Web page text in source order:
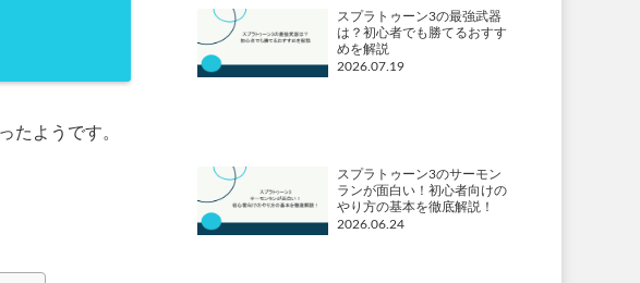
たようです。
スプラトゥーン3の最強武器
は？初心者でも勝てるおすす
めを解説
2026.07.19
スプラトゥーン3のサーモン
ランが面白い！初心者向けの
やり方の基本を徹底解説！
2026.06.24